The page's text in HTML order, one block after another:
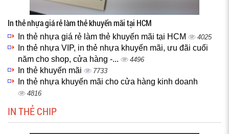
In thẻ nhựa giá rẻ làm thẻ khuyến mãi tại HCM
In thẻ nhựa giá rẻ làm thẻ khuyến mãi tại HCM 4025
In thẻ nhựa VIP, in thẻ nhựa khuyến mãi, ưu đãi cuối
năm cho shop, cửa hàng -...
4496
In thẻ khuyến mãi 7733
In thẻ nhựa khuyến mãi cho cửa hàng kinh doanh
4816
IN THẺ CHIP